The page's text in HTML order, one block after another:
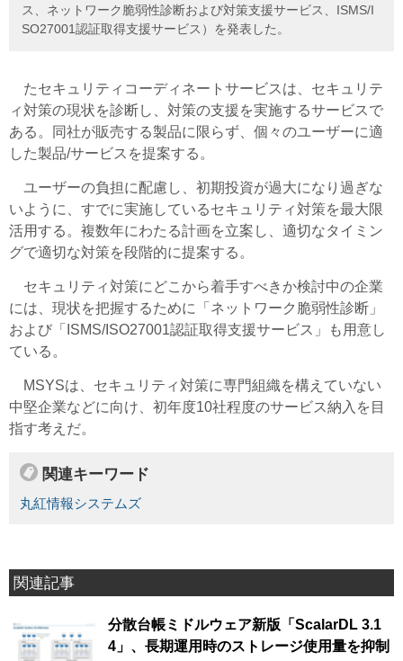
ス、ネットワーク脆弱性診断および対策支援サービス、ISMS/I
SO27001認証取得支援サービス）を発表した。
たセキュリティコーディネートサービスは、セキュリテ
ィ対策の現状を診断し、対策の支援を実施するサービスで
ある。同社が販売する製品に限らず、個々のユーザーに適
した製品/サービスを提案する。
ユーザーの負担に配慮し、初期投資が過大になり過ぎな
いように、すでに実施しているセキュリティ対策を最大限
活用する。複数年にわたる計画を立案し、適切なタイミン
グで適切な対策を段階的に提案する。
セキュリティ対策にどこから着手すべきか検討中の企業
には、現状を把握するために「ネットワーク脆弱性診断」
および「ISMS/ISO27001認証取得支援サービス」も用意し
ている。
MSYSは、セキュリティ対策に専門組織を構えていない
中堅企業などに向け、初年度10社程度のサービス納入を目
指す考えだ。
関連キーワード
丸紅情報システムズ
関連記事
分散台帳ミドルウェア新版「ScalarDL 3.1
4」、長期運用時のストレージ使用量を抑制